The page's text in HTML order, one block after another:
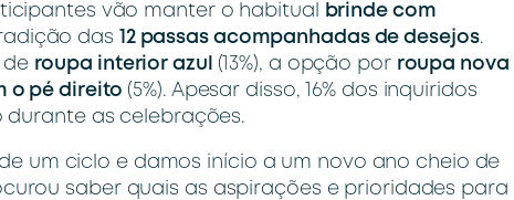
vão manter o habitual
brinde com
das 12 passas acompanhadas de desejos.
de roupa interior azul (13%), a opção por roupa nova
o pé direito (5%). Apesar disso, 16% dos inquiridos
durante as celebrações.
um ciclo e damos início a um novo ano cheio de
saber quais as aspirações e prioridades para